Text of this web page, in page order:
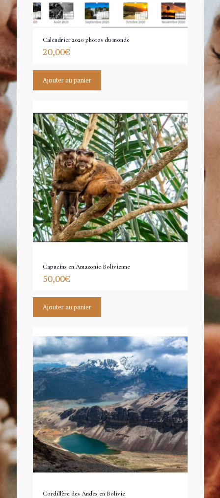
Calendrier 2020 photos du monde
20,00€
Ajouter au panier
Capucins en Amazonie Bolivienne
50,00€
Ajouter au panier
Cordillère des Andes en Bolivie